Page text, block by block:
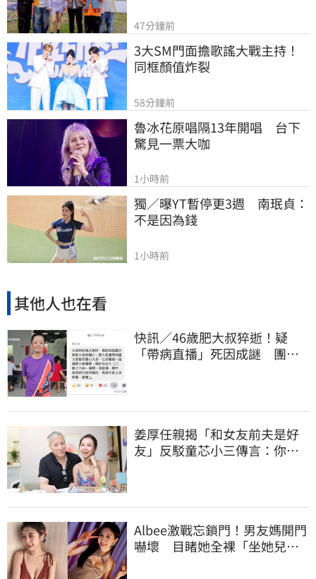
47分鐘前
3大SM門面擔歌謠大戰主持！
同框顏值炸裂
58分鐘前
魯冰花原唱隔13年開唱　台下
驚見一票大咖
1小時前
獨／曝YT暫停更3週　南珉貞：
不是因為錢
1小時前
其他人也在看
快訊／46歲肥大叔猝逝！疑
「帶病直播」死因成謎 團隊
姜厚任親揭「和女友前夫是好
友」反駁童芯小三傳言：你在
Albee激戰忘鎖門！男友媽開門
嚇壞 目睹她全裸「坐她兒子